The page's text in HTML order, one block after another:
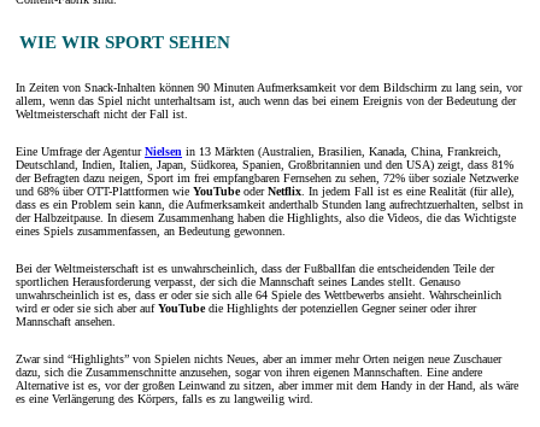
WIE WIR SPORT SEHEN
In Zeiten von Snack-Inhalten können 90 Minuten Aufmerksamkeit vor dem Bildschirm zu lang sein, vor
allem, wenn das Spiel nicht unterhaltsam ist, auch wenn das bei einem Ereignis von der Bedeutung der
Weltmeisterschaft nicht der Fall ist.
Eine Umfrage der AgenturNielsen in 13 Märkten (Australien, Brasilien, Kanada, China, Frankreich,
Deutschland, Indien, Italien, Japan, Südkorea, Spanien, Großbritannien und den USA) zeigt, dass 81%
der Befragten dazu neigen, Sport im frei empfangbaren Fernsehen zu sehen, 72% über soziale Netzwerke
und 68% über OTT-Plattformen wie YouTubeoderNetflix . In jedem Fall ist es eine Realität (für alle),
dass es ein Problem sein kann, die Aufmerksamkeit anderthalb Stunden lang aufrechtzuerhalten, selbst in
der Halbzeitpause. In diesem Zusammenhang haben die Highlights, also die Videos, die das Wichtigste
eines Spiels zusammenfassen, an Bedeutung gewonnen.
Bei der Weltmeisterschaft ist es unwahrscheinlich, dass der Fußballfan die entscheidenden Teile der
sportlichen Herausforderung verpasst, der sich die Mannschaft seines Landes stellt. Genauso
unwahrscheinlich ist es, dass er oder sie sich alle 64 Spiele des Wettbewerbs ansieht. Wahrscheinlich
wird er oder sie sich aber aufYouTubedie Highlights der potenziellen Gegner seiner oder ihrer
Mannschaft ansehen.
Zwar sind “Highlights” von Spielen nichts Neues, aber an immer mehr Orten neigen neue Zuschauer
dazu, sich die Zusammenschnitte anzusehen, sogar von ihren eigenen Mannschaften. Eine andere
Alternative ist es, vor der großen Leinwand zu sitzen, aber immer mit dem Handy in der Hand, als wäre
es eine Verlängerung des Körpers, falls es zu langweilig wird.